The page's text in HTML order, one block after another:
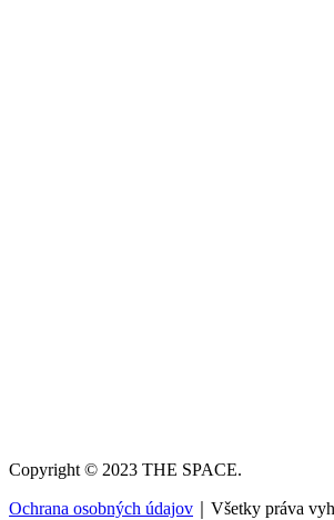
Copyright © 2023 THE SPACE.
Ochrana osobných údajov ｜Všetky práva